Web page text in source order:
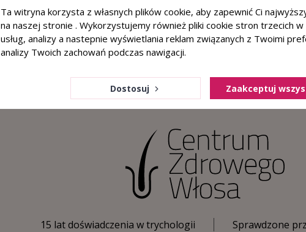
Zapisuję się
Możesz zrezygnować w każdej chwili. Wpisując
email wyrażasz zgodę na otrzymywanie drogą
Polityką prywatności
15 lat doświadczenia w trychologii Sprawdzone
Ta witryna korzysta z własnych plików cookie, aby zapewnić Ci
na naszej stronie . Wykorzystujemy również pliki cookie stron trzecich w
usług, analizy a nastepnie wyświetlania reklam związanych z Twoimi
analizy Twoich zachowań podczas nawigacji.
Dostosuj Zaakceptuj